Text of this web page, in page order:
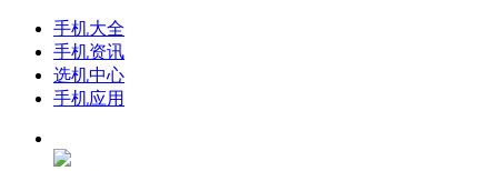
手机大全
手机资讯
选机中心
手机应用